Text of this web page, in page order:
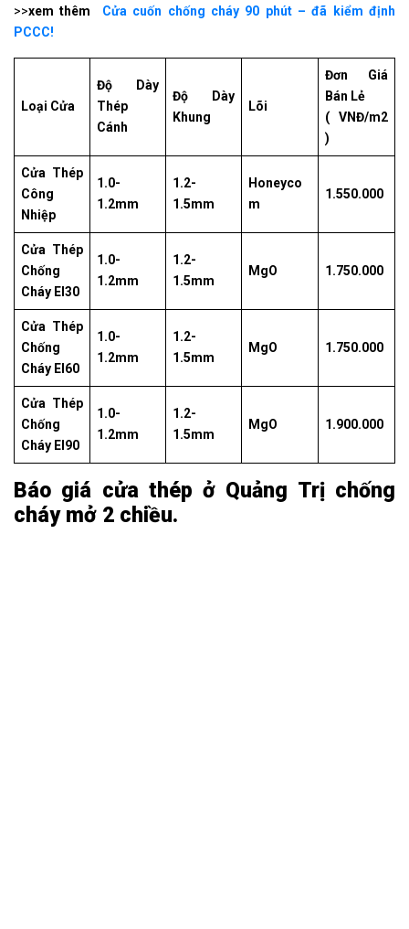
>>xem thêm
Cửa cuốn chống cháy 90 phút – đã kiểm định
PCCC!
Loại Cửa
Độ Dày
Thép
Cánh
Độ Dày
Khung
Lõi
Đơn Giá
Bán Lẻ
( VNĐ/m2
)
Cửa Thép
Công
Nhiệp
1.0-
1.2mm
1.2-
1.5mm
Honeyco
m
1.550.000
Cửa Thép
Chống
Cháy EI30
1.0-
1.2mm
1.2-
1.5mm
MgO 1.750.000
Cửa Thép
Chống
Cháy EI60
1.0-
1.2mm
1.2-
1.5mm
MgO 1.750.000
Cửa Thép
Chống
Cháy EI90
1.0-
1.2mm
1.2-
1.5mm
MgO 1.900.000
Báo giá cửa thép ở Quảng Trị chống
cháy mở 2 chiều.